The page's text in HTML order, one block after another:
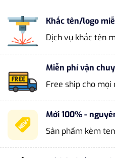
Khắc tên/logo
Dịch vụ khắc tên
Miễn phí vận
Free ship cho mọi
Mới 100% -
Sản phẩm kèm